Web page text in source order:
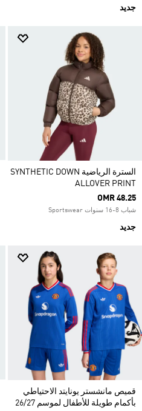
جديد
السترة الرياضية SYNTHETIC DOWN
ALLOVER PRINT
OMR 48.25
شباب 8-16 سنوات Sportswear
جديد
قميص مانشستر يونايتد الاحتياطي
بأكمام طويلة للأطفال لموسم 26/27